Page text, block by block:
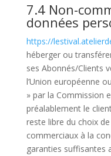
7.4 Non-
données
https://
héberger ou
ses Abonnés/Clients
l’Union européenne
» par la Commission
préalablement le
reste libre du choix
commerciaux à la
garanties suffisantes